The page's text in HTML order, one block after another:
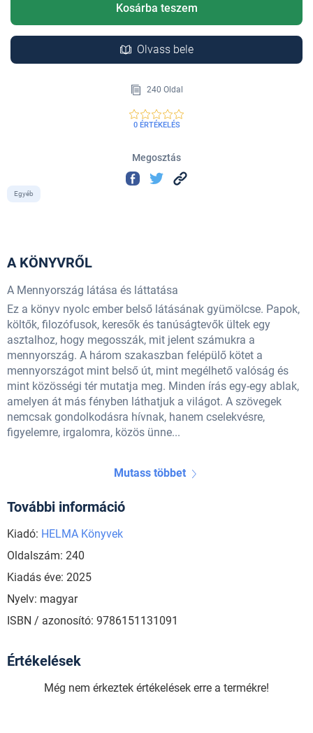
Kosárba teszem
Olvass bele
240 Oldal
0 ÉRTÉKELÉS
Megosztás
Egyéb
A KÖNYVRŐL
A Mennyország látása és láttatása
Ez a könyv nyolc ember belső látásának gyümölcse. Papok,
költők, filozófusok, keresők és tanúságtevők ültek egy
asztalhoz, hogy megosszák, mit jelent számukra a
mennyország. A három szakaszban felépülő kötet a
mennyországot mint belső út, mint megélhető valóság és
mint közösségi tér mutatja meg. Minden írás egy-egy ablak,
amelyen át más fényben láthatjuk a világot. A szövegek
nemcsak gondolkodásra hívnak, hanem cselekvésre,
figyelemre, irgalomra, közös ünne...
Mutass többet
További információ
Kiadó: HELMA Könyvek
Oldalszám: 240
Kiadás éve: 2025
Nyelv: magyar
ISBN / azonosító: 9786151131091
Értékelések
Még nem érkeztek értékelések erre a termékre!